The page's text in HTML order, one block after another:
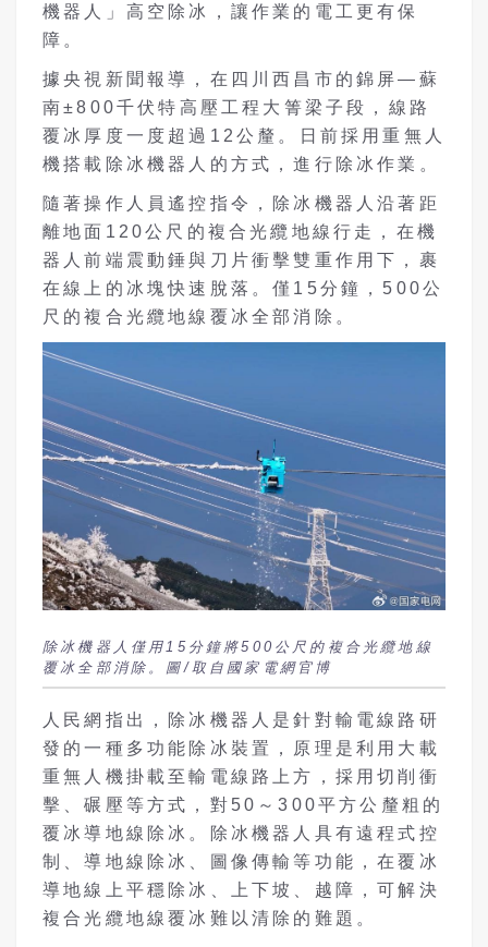
機器人」高空除冰，讓作業的電工更有保
障。
據央視新聞報導，在四川西昌市的錦屏—蘇
南±800千伏特高壓工程大箐梁子段，線路
覆冰厚度一度超過12公釐。日前採用重無人
機搭載 除冰機器人 的方式，進行除冰作業。
隨著操作人員遙控指令，除冰機器人沿著距
離地面120公尺的複合光纜地線行走，在機
器人前端震動錘與刀片衝擊雙重作用下，裹
在線上的冰塊快速脫落。僅15分鐘，500公
尺的複合光纜地線覆冰全部消除。
除冰機器人僅用15分鐘將500公尺的複合光纜地線
覆冰全部消除。圖/取自國家電網官博
人民網指出，除冰機器人是針對輸電線路研
發的一種多功能除冰裝置，原理是利用大載
重無人機掛載至輸電線路上方，採用切削衝
擊、碾壓等方式，對50～300平方公釐粗的
覆冰導地線除冰。除冰機器人具有遠程式控
制、導地線除冰、圖像傳輸等功能，在覆冰
導地線上平穩除冰、上下坡、越障，可解決
複合光纜地線覆冰難以清除的難題。